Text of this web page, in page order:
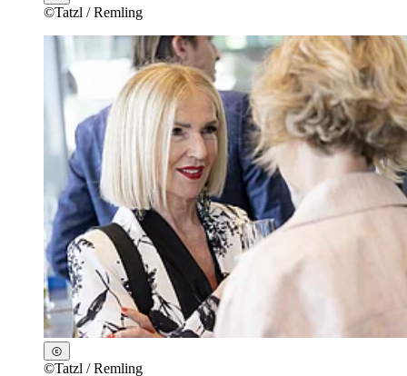
©Tatzl / Remling
©Tatzl / Remling